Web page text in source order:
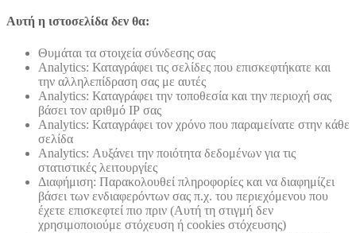
Αυτή η ιστοσελίδα δεν θα:
Θυμάται τα στοιχεία σύνδεσης σας
Analytics: Καταγράφει τις σελίδες που επισκεφτήκατε και
την αλληλεπίδραση σας με αυτές
Analytics: Καταγράφει την τοποθεσία και την περιοχή σας
βάσει τον αριθμό ΙΡ σας
Analytics: Καταγράφει τον χρόνο που παραμείνατε στην κάθε
σελίδα
Analytics: Αυξάνει την ποιότητα δεδομένων για τις
στατιστικές λειτουργίες
Διαφήμιση: Παρακολουθεί πληροφορίες και να διαφημίζει
βάσει των ενδιαφερόντων σας π.χ. του περιεχόμενου που
έχετε επισκεφτεί πιο πριν (Αυτή τη στιγμή δεν
χρησιμοποιούμε στόχευση ή cookies στόχευσης)